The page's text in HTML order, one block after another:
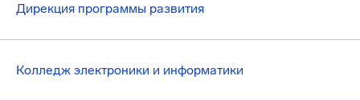
Дирекция программы развития
Колледж электроники и информатики